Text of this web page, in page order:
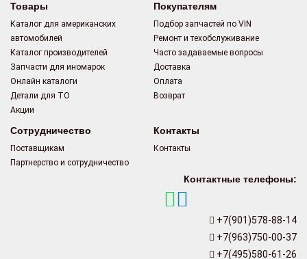
Товары
Каталог для американских
автомобилей
Каталог производителей
Запчасти для иномарок
Онлайн каталоги
Детали для ТО
Акции
Покупателям
Подбор запчастей по VIN
Ремонт и техобслуживание
Часто задаваемые вопросы
Доставка
Оплата
Возврат
Сотрудничество
Поставщикам
Партнерство и сотрудничество
Контакты
Контакты
Контактные телефоны:
+7(901)578-88-14
+7(963)750-00-37
+7(495)580-61-26